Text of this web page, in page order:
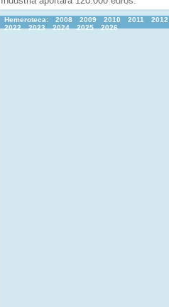
Hemeroteca: 2008 2009 2010 2011 2012
2022
2023 2024 2025 2026